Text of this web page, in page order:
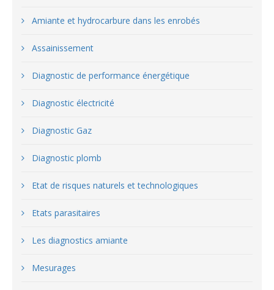
Amiante et hydrocarbure dans les enrobés
Assainissement
Diagnostic de performance énergétique
Diagnostic électricité
Diagnostic Gaz
Diagnostic plomb
Etat de risques naturels et technologiques
Etats parasitaires
Les diagnostics amiante
Mesurages